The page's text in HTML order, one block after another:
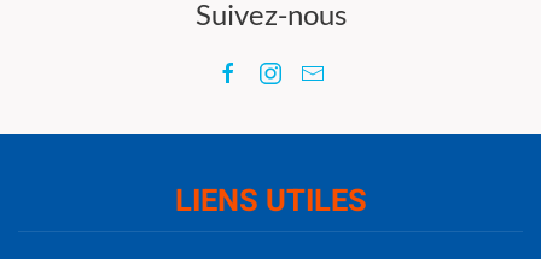
Suivez-nous
LIENS UTILES